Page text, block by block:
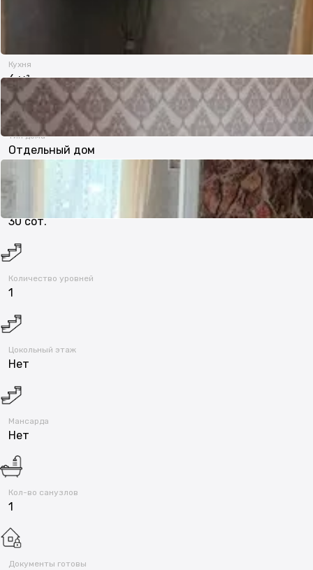
Кухня
6 м²
Тип дома
Отдельный дом
30 сот.
Количество уровней
1
Цокольный этаж
Нет
Мансарда
Нет
Кол-во санузлов
1
Документы готовы